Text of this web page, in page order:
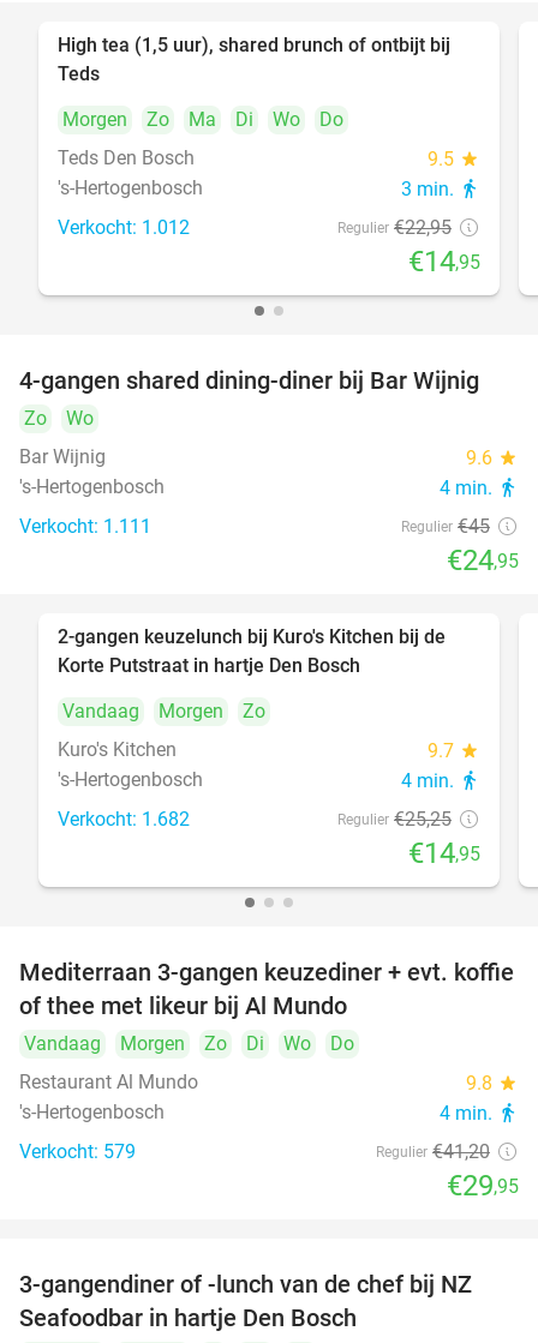
35%
High tea (1,5 uur), shared brunch of ontbijt bij
Teds
Morgen
Zo Ma Di Wo
Do
Teds Den Bosch
9.5 star
's-Hertogenbosch 3 min. directions_walk
Verkocht: 1.012 Regulier €22,95
€14,95
45%
4-gangen shared dining-diner bij Bar Wijnig
Zo
Wo
Bar Wijnig
9.6 star
's-Hertogenbosch 4 min. directions_walk
Verkocht: 1.111 Regulier €45
€24,95
2-gangen keuzelunch bij Kuro's Kitchen bij de
Korte Putstraat in hartje Den Bosch
Vandaag
Morgen
Zo
Kuro's Kitchen
9.7 star
's-Hertogenbosch 4 min. directions_walk
Verkocht: 1.682 Regulier €25,25
€14,95
27%
Mediterraan 3-gangen keuzediner + evt. koffie
of thee met likeur bij Al Mundo
Vandaag Morgen Zo Di Wo
Do
Restaurant Al Mundo
9.8 star
's-Hertogenbosch 4 min. directions_walk
Verkocht: 579 Regulier €41,20
€29,95
46%
3-gangendiner of -lunch van de chef bij NZ
Seafoodbar in hartje Den Bosch